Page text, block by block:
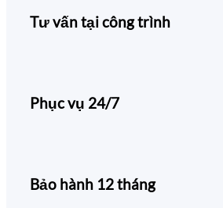
Tư vấn tại công trình
Phục vụ 24/7
Bảo hành 12 tháng